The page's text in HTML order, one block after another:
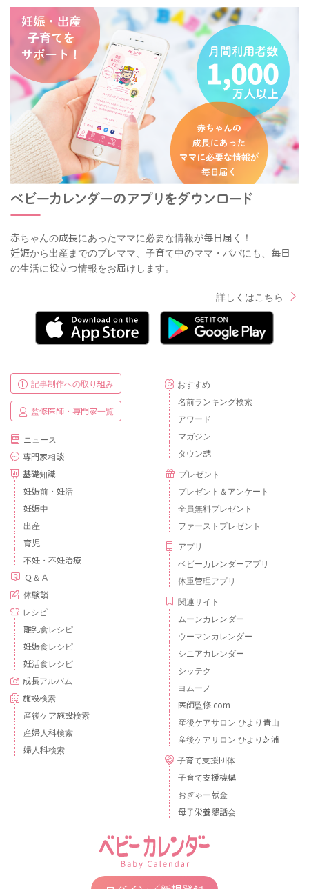
赤ちゃんの成長にあったママに必要な情報が毎日届く！
妊娠から出産までのプレママ、子育て中のママ・パパにも、毎日
の生活に役立つ情報をお届けします。
詳しくはこちら
記事制作への取り組み
監修医師・専門家一覧
ニュース
専門家相談
基礎知識
妊娠前・妊活
妊娠中
出産
育児
不妊・不妊治療
Ｑ＆Ａ
体験談
レシピ
離乳食レシピ
妊娠食レシピ
妊活食レシピ
成長アルバム
施設検索
産後ケア施設検索
産婦人科検索
婦人科検索
おすすめ
名前ランキング検索
アワード
マガジン
タウン誌
プレゼント
プレゼント＆アンケート
全員無料プレゼント
ファーストプレゼント
アプリ
ベビーカレンダーアプリ
体重管理アプリ
関連サイト
ムーンカレンダー
ウーマンカレンダー
シニアカレンダー
シッテク
ヨムーノ
医師監修.com
産後ケアサロン ひより青山
産後ケアサロン ひより芝浦
子育て支援団体
子育て支援機構
おぎゃー献金
母子栄養懇話会